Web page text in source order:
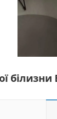
білизни